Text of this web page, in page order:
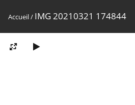
Accueil/ IMG 20210321 174844